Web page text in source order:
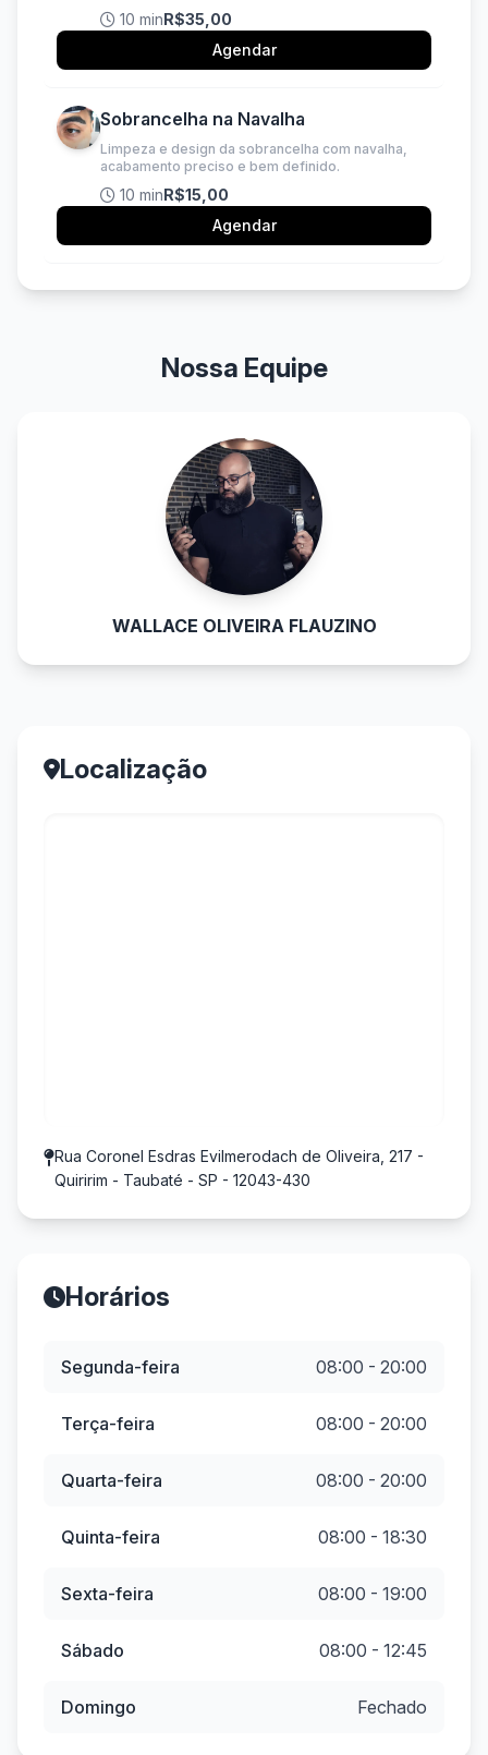
10 minR$35,00
Agendar
Sobrancelha na Navalha
Limpeza e design da sobrancelha com navalha,
acabamento preciso e bem definido.
10 minR$15,00
Agendar
Nossa Equipe
WALLACE OLIVEIRA FLAUZINO
Localização
Rua Coronel Esdras Evilmerodach de Oliveira, 217 -
Quiririm - Taubaté - SP - 12043-430
Horários
Segunda-feira 08:00 - 20:00
Terça-feira 08:00 - 20:00
Quarta-feira 08:00 - 20:00
Quinta-feira 08:00 - 18:30
Sexta-feira 08:00 - 19:00
Sábado 08:00 - 12:45
Domingo Fechado